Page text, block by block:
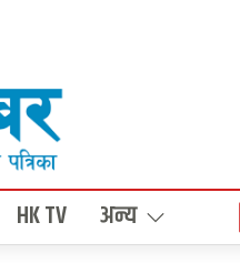
HK TV अन्य